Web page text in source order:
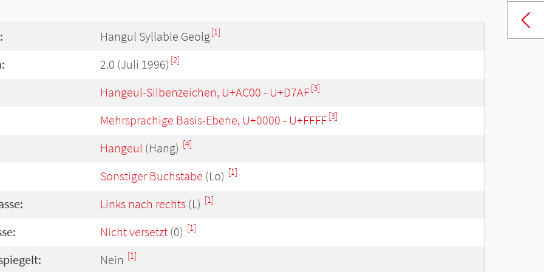
Hangul Syllable Geolg[1]
2.0 (Juli 1996) [2]
Hangeul-Silbenzeichen, U+AC00 - U+D7AF[3]
Mehrsprachige Basis-Ebene, U+0000 - U+FFFF[3]
Hangeul (Hang) [4]
Sonstiger Buchstabe (Lo) [1]
Links nach rechts (L) [1]
Nicht versetzt (0) [1]
Nein [1]